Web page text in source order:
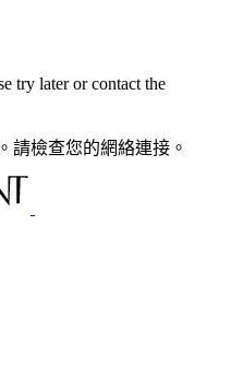
try later or contact the
請檢查您的網絡連接。